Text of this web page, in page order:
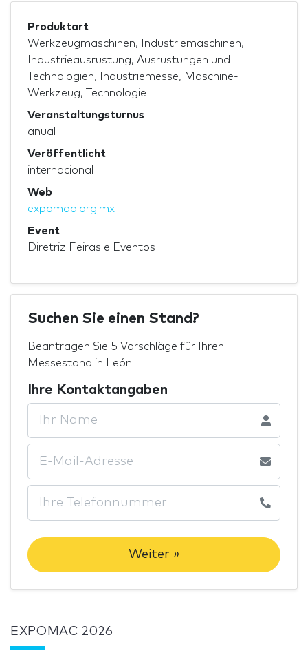
Produktart
Werkzeugmaschinen, Industriemaschinen,
Industrieausrüstung, Ausrüstungen und
Technologien, Industriemesse, Maschine-
Werkzeug, Technologie
Veranstaltungsturnus
anual
Veröffentlicht
internacional
Web
expomaq.org.mx
Event
Diretriz Feiras e Eventos
Suchen Sie einen Stand?
Beantragen Sie 5 Vorschläge für Ihren
Messestand in León
Ihre Kontaktangaben
Weiter »
EXPOMAC 2026